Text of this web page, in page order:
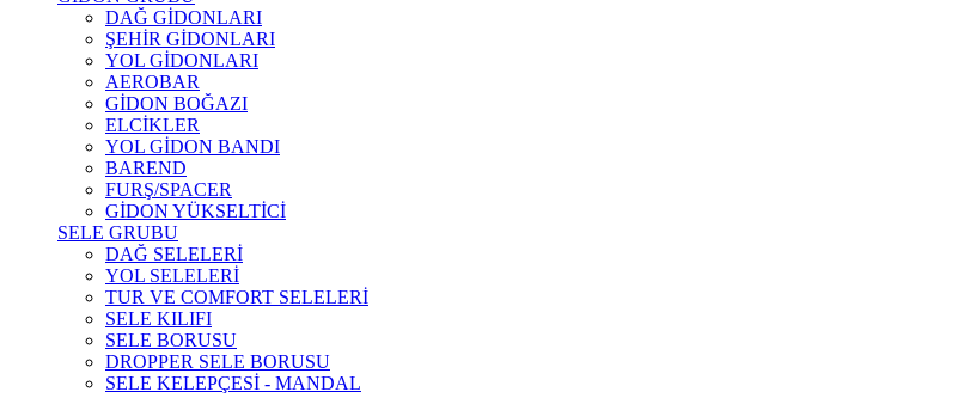
DAĞ GİDONLARI
ŞEHİR GİDONLARI
YOL GİDONLARI
AEROBAR
GİDON BOĞAZI
ELCİKLER
YOL GİDON BANDI
BAREND
FURŞ/SPACER
GİDON YÜKSELTİCİ
SELE GRUBU
DAĞ SELELERİ
YOL SELELERİ
TUR VE COMFORT SELELERİ
SELE KILIFI
SELE BORUSU
DROPPER SELE BORUSU
SELE KELEPÇESİ - MANDAL